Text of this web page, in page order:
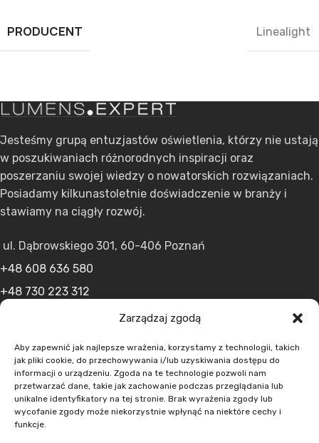
Zarządzaj zgodą
Aby zapewnić jak najlepsze wrażenia, korzystamy z technologii, takich
jak pliki cookie, do przechowywania i/lub uzyskiwania dostępu do
informacji o urządzeniu. Zgoda na te technologie pozwoli nam
przetwarzać dane, takie jak zachowanie podczas przeglądania lub
unikalne identyfikatory na tej stronie. Brak wyrażenia zgody lub
wycofanie zgody może niekorzystnie wpłynąć na niektóre cechy i
funkcje.
PRODUCENT Linealight
Jesteśmy grupą entuzjastów oświetlenia, którzy nie ustają
w poszukiwaniach różnorodnych inspiracji oraz
poszerzaniu swojej wiedzy o nowatorskich rozwiązaniach.
Posiadamy kilkunastoletnie doświadczenie w branży i
stawiamy na ciągły rozwój.
ul. Dąbrowskiego 301, 60-406 Poznań
+48 608 636 580
+48 730 223 312
MENU